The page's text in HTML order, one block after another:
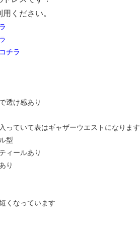
ください。
チラ
透け感あり
っていて表はギャザーウエストになります
型
ィールあり
り
くなっています